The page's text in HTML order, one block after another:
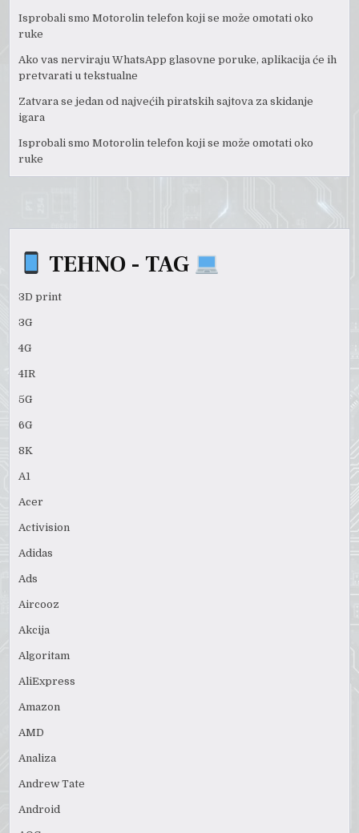
Isprobali smo Motorolin telefon koji se može omotati oko
ruke
Ako vas nerviraju WhatsApp glasovne poruke, aplikacija će ih
pretvarati u tekstualne
Zatvara se jedan od najvećih piratskih sajtova za skidanje
igara
Isprobali smo Motorolin telefon koji se može omotati oko
ruke
TEHNO - TAG
3D print
3G
4G
4IR
5G
6G
8K
A1
Acer
Activision
Adidas
Ads
Aircooz
Akcija
Algoritam
AliExpress
Amazon
AMD
Analiza
Andrew Tate
Android